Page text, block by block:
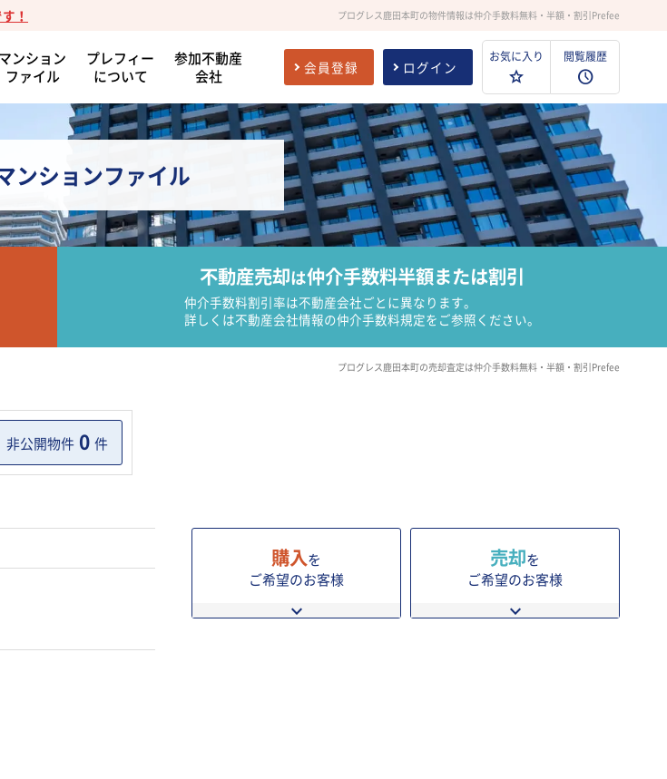
！ プログレス鹿田本町の物件情報は仲介手数料無料・半額・割引Prefee
マンション
ファイル
プレフィー
について
参加不動産
会社
会員登録 ログイン
お気に入り 閲覧履歴
ンションファイル
不動産売却は仲介手数料半額または割引
仲介手数料割引率は不動産会社ごとに異なります。
詳しくは不動産会社情報の仲介手数料規定をご参照ください。
プログレス鹿田本町の売却査定は仲介手数料無料・半額・割引Prefee
非公開物件 0 件
購入を
ご希望のお客様
売却を
ご希望のお客様